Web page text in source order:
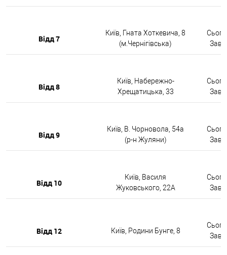
Відд 7
Київ, Гната Хоткевича, 8
(м.Чернігівська)
Відд 8
Київ, Набережно-
Хрещатицька, 33
Відд 9
Київ, В. Чорновола, 54а
(р-н Жуляни)
Відд 10
Київ, Василя
Жуковського, 22А
Відд 12 Київ, Родини Бунге, 8